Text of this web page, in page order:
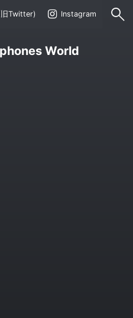
Twitter) Instagram
World